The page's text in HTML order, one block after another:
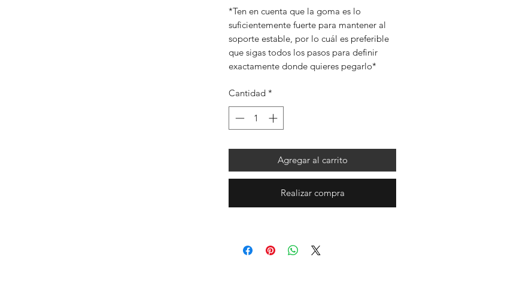
*Ten en cuenta que la goma es lo
suficientemente fuerte para mantener al
soporte estable, por lo cuál es preferible
que sigas todos los pasos para definir
exactamente donde quieres pegarlo*
Cantidad *
Agregar al carrito
Realizar compra